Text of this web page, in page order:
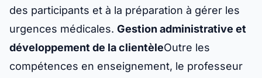
des participants et à la préparation à gérer les
urgences médicales. Gestion administrative et
développement de la clientèleOutre les
compétences en enseignement, le professeur